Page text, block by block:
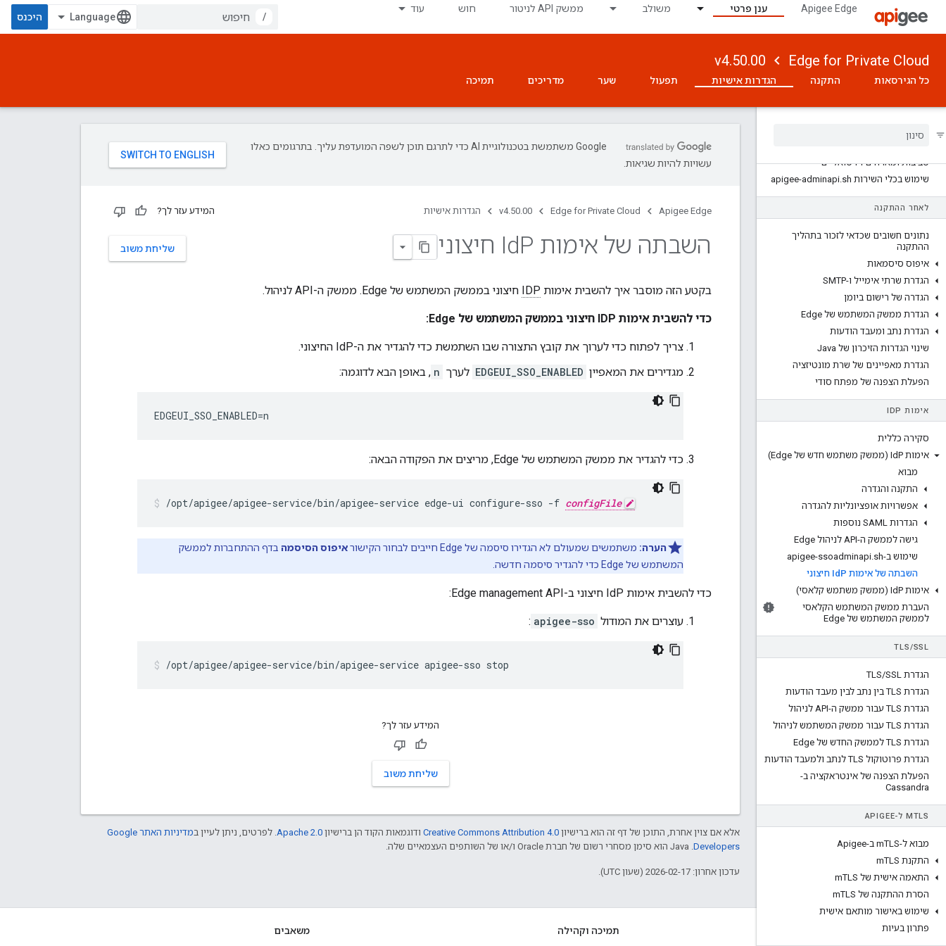
Apigee Edge ענן פרטי משולב ממשק API לניטור חוש עוד
/ היכנס
Edge for Private Cloud
v4.50.00
כל הגירסאות התקנה הגדרות אישיות תפעול שער מדריכים תמיכה
גרסה 4 .50.00
איך להגדיר את Edge
סביבות ומארחים וירטואליים
שימוש בכלי השירות apigee-adminapi
.sh
לאחר ההתקנה
נתונים חשובים שכדאי לזכור בתהליך
ההתקנה
איפוס סיסמאות
הגדרת שרתי אימייל ו-SMTP
הגדרה של רישום ביומן
הגדרת ממשק המשתמש של Edge
הגדרת נתב ומעבד הודעות
שינוי הגדרות הזיכרון של Java
הגדרת מאפיינים של שרת מונטיזציה
הפעלת הצפנה של מפתח סודי
אימות ID P
סקירה כללית
אימות Id P (ממשק משתמש חדש של Edge)
מבוא
התקנה והגדרה
אפשרויות אופציונליות להגדרה
הגדרות SAML נוספות
גישה לממשק ה-API לניהול Edge
שימוש ב-apigee-ssoadminapi
.sh
השבתה של אימות Id P חיצוני
אימות Id P (ממשק משתמש קלאסי)
העברת ממשק המשתמש הקלאסי
לממשק המשתמש של Edge
TLS/SSL
הגדרת TLS /SSL
הגדרת TLS בין נתב לבין מעבד הודעות
הגדרת TLS עבור ממשק ה-API לניהול
הגדרת TLS עבור ממשק המשתמש לניהול
הגדרת TLS לממשק החדש של Edge
הגדרת פרוטוקול TLS לנתב ולמעבד הודעות
הפעלת הצפנה של אינטראקציה ב-
Cassandra
MTLS ל-APIGEE
מבוא ל-mTLS ב-Apigee
התקנת m TLS
התאמה אישית של m TLS
הסרת ההתקנה של m TLS
שימוש באישור מותאם אישית
פתרון בעיות
‫Google משתמשת בטכנולוגיית AI כדי לתרגם תוכן לשפה המועדפת עליך. בתרגומים כאלו
עשויות להיות שגיאות.
Apigee Edge
Edge for Private Cloud
v4.50.00 הגדרות אישיות המידע עזר לך?
שליחת משוב השבתה של אימות Id P חיצוני
בקטע הזה מוסבר איך להשבית אימות IDP חיצוני בממשק המשתמש של Edge. ממשק ה-API לניהול.
כדי להשבית אימות IDP חיצוני בממשק המשתמש של Edge:
צריך לפתוח כדי לערוך את קובץ התצורה שבו השתמשת כדי להגדיר את ה-IdP החיצוני.
מגדירים את המאפיין EDGEUI_SSO_ENABLED לערך n , באופן הבא לדוגמה:
EDGEUI_SSO_ENABLED=n
כדי להגדיר את ממשק המשתמש של Edge, מריצים את הפקודה הבאה:
/opt/apigee/apigee-service/bin/apigee-service edge-ui configure-sso -f configFile
הערה: משתמשים שמעולם לא הגדירו סיסמה של Edge חייבים לבחור הקישור איפוס הסיסמה בדף ההתחברות לממשק
המשתמש של Edge כדי להגדיר סיסמה חדשה.
כדי להשבית אימות IdP חיצוני ב-Edge management API:
עוצרים את המודול apigee-sso
:
/opt/apigee/apigee-service/bin/apigee-service apigee-sso stop
המידע עזר לך?
שליחת משוב
אלא אם צוין אחרת, התוכן של דף זה הוא ברישיון Creative Commons Attribution 4.0 ודוגמאות הקוד הן ברישיון Apache 2.0. לפרטים, ניתן לעיין ב
מדיניות האתר Google
Developers‏.‏ Java הוא סימן מסחרי רשום של חברת Oracle ו/או של השותפים העצמאיים שלה.
עדכון אחרון: 2026-02-17 (שעון UTC).
מידע על Apigee תמיכה וקהילה משאבים